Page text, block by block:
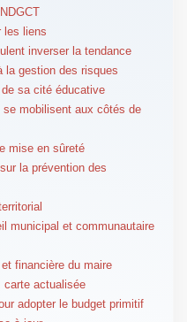
les liens
inverser la tendance
la gestion des risques
sa cité éducative
mobilisent aux côtés de
mise en sûreté
la prévention des
municipal et communautaire
financière du maire
carte actualisée
adopter le budget primitif